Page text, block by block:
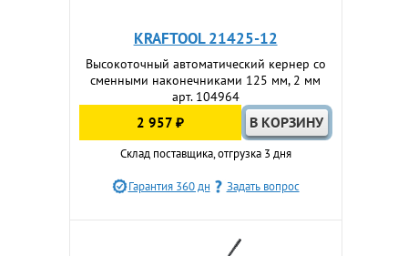
KRAFTOOL 21425-12
Высокоточный автоматический кернер со
сменными наконечниками 125 мм, 2 мм
арт. 104964
2 957 ₽
Склад поставщика, отгрузка 3 дня
Гарантия 360 дн Задать вопрос